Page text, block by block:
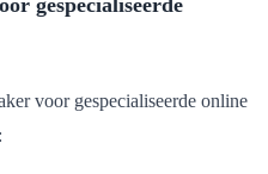
voor gespecialiseerde online